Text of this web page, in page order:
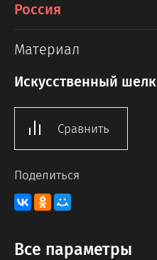
Россия
Материал
Искусственный шелк
Сравнить
Поделиться
Все параметры